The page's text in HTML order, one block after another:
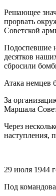
Решающее
прорвать
Советской
Подоспевшие
десятков
сбросили
Атака немцев
За
Маршала
Через
наступления,
29 июля 1944
Под